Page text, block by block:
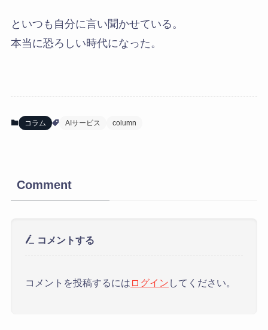
といつも自分に言い聞かせている。
本当に恐ろしい時代になった。
コラム AIサービス column
Comment
コメントする
コメントを投稿するには ログイン してください。